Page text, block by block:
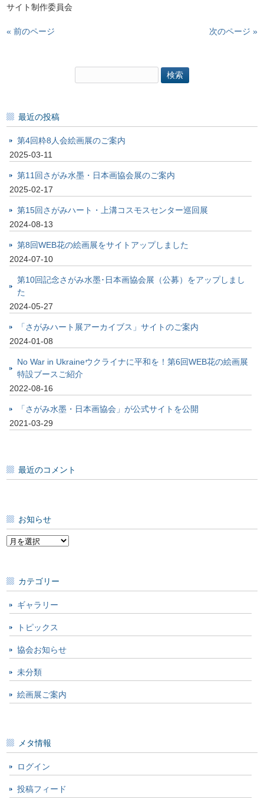
サイト制作委員会
« 前のページ 次のページ »
索:
最近の投稿
第4回粋8人会絵画展のご案内
2025-03-11
第11回さがみ水墨・日本画協会展のご案内
2025-02-17
第15回さがみハート・上溝コスモスセンター巡回展
2024-08-13
第8回WEB花の絵画展をサイトアップしました
2024-07-10
第10回記念さがみ水墨･日本画協会展（公募）をアップしまし
た
2024-05-27
「さがみハート展アーカイブス」サイトのご案内
2024-01-08
No War in Ukraineウクライナに平和を！第6回WEB花の絵画展
特設ブースご紹介
2022-08-16
「さがみ水墨・日本画協会」が公式サイトを公開
2021-03-29
最近のコメント
お知らせ
お
せ カテゴリー
ギャラリー
トピックス
協会お知らせ
未分類
絵画展ご案内
メタ情報
ログイン
投稿フィード